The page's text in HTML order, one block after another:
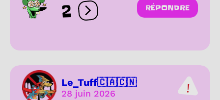
2 Ouvrir les réactions
RÉPONDRE
Le_Tuff🇨🇦🇨🇳
28 juin 2026